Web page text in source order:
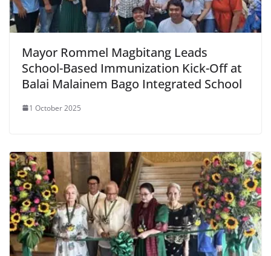
Mayor Rommel Magbitang Leads
School-Based Immunization Kick-Off at
Balai Malainem Bago Integrated School
1 October 2025